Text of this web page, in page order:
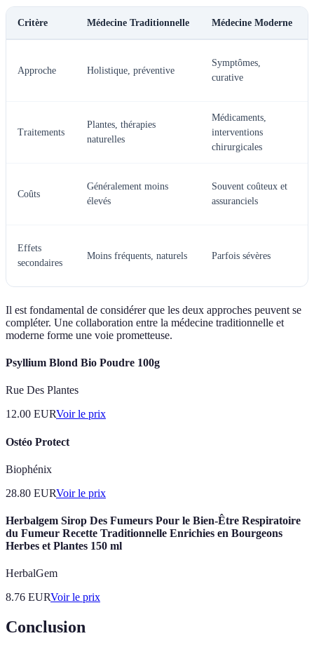
Critère Médecine Traditionnelle Médecine Moderne
Approche Holistique, préventive
Symptômes,
curative
Traitements
Plantes, thérapies
naturelles
Médicaments,
interventions
chirurgicales
Coûts
Généralement moins
élevés
Souvent coûteux et
assuranciels
Effets
secondaires
Moins fréquents, naturels Parfois sévères
Il est fondamental de considérer que les deux approches peuvent se
compléter. Une collaboration entre la médecine traditionnelle et
moderne forme une voie prometteuse.
Psyllium Blond Bio Poudre 100g
Rue Des Plantes
12.00 EURVoir le prix
Ostéo Protect
Biophénix
28.80 EURVoir le prix
Herbalgem Sirop Des Fumeurs Pour le Bien-Être Respiratoire
du Fumeur Recette Traditionnelle Enrichies en Bourgeons
Herbes et Plantes 150 ml
HerbalGem
8.76 EURVoir le prix
Conclusion